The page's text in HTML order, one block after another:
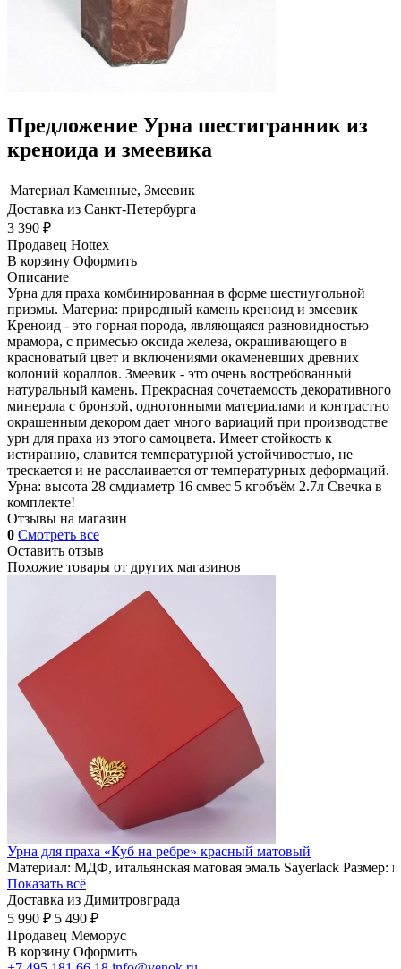
Предложение Урна шестигранник из
креноида и змеевика
Материал Каменные, Змеевик
Доставка из Санкт-Петербурга
3 390 ₽
Продавец Hottex
В корзину Оформить
Описание
Урна для праха комбинированная в форме шестиугольной
призмы. Материа: природный камень креноид и змеевик
Креноид - это горная порода, являющаяся разновидностью
мрамора, с примесью оксида железа, окрашивающего в
красноватый цвет и включениями окаменевших древних
колоний кораллов. Змеевик - это очень востребованный
натуральный камень. Прекрасная сочетаемость декоративного
минерала с бронзой, однотонными материалами и контрастно
окрашенным декором дает много вариаций при производстве
урн для праха из этого самоцвета. Имеет стойкость к
истиранию, славится температурной устойчивостью, не
трескается и не расслаивается от температурных деформаций.
Урна: высота 28 смдиаметр 16 смвес 5 кгобъём 2.7л Свечка в
комплекте!
Отзывы на магазин
0 Смотреть все
Оставить отзыв
Похожие товары от других магазинов
Урна для праха «Куб на ребре» красный матовый
Материал: МДФ, итальянская матовая эмаль Sayerlack
Показать всё
Доставка из Димитровграда
5 990 ₽ 5 490 ₽
Продавец Меморус
В корзину Оформить